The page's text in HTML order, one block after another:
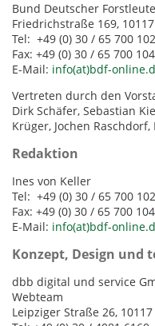
Bund Deutscher Forstleute
Friedrichstraße 169,
Tel: +49 (0) 30 / 65 700 102
Fax: +49 (0) 30 / 65 700 104
E-Mail: info(at)bdf-
Vertreten durch den
Dirk Schäfer, Sebastian
Krüger, Jochen
Redaktion
Ines von Keller
Tel: +49 (0) 30 / 65 700 102
Fax: +49 (0) 30 / 65 700 104
E-Mail: info(at)bdf-
Konzept, Design und
dbb digital und service
Webteam
Leipziger Straße 26,